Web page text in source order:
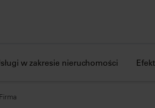
w zakresie nieruchomości
Firma